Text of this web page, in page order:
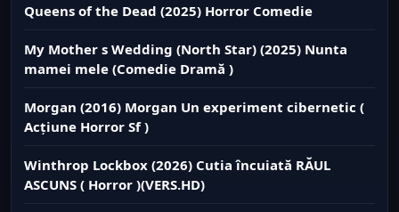
Queens of the Dead (2025) Horror Comedie
My Mother s Wedding (North Star) (2025) Nunta
mamei mele (Comedie Dramă )
Morgan (2016) Morgan Un experiment cibernetic (
Acțiune Horror Sf )
Winthrop Lockbox (2026) Cutia încuiată RĂUL
ASCUNS ( Horror )(VERS.HD)